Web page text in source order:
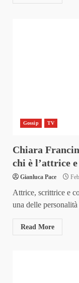
Gossip TV
Chiara
chi è l’attrice
Gianluca Pace
Attrice, scrittrice e
una delle
Read More